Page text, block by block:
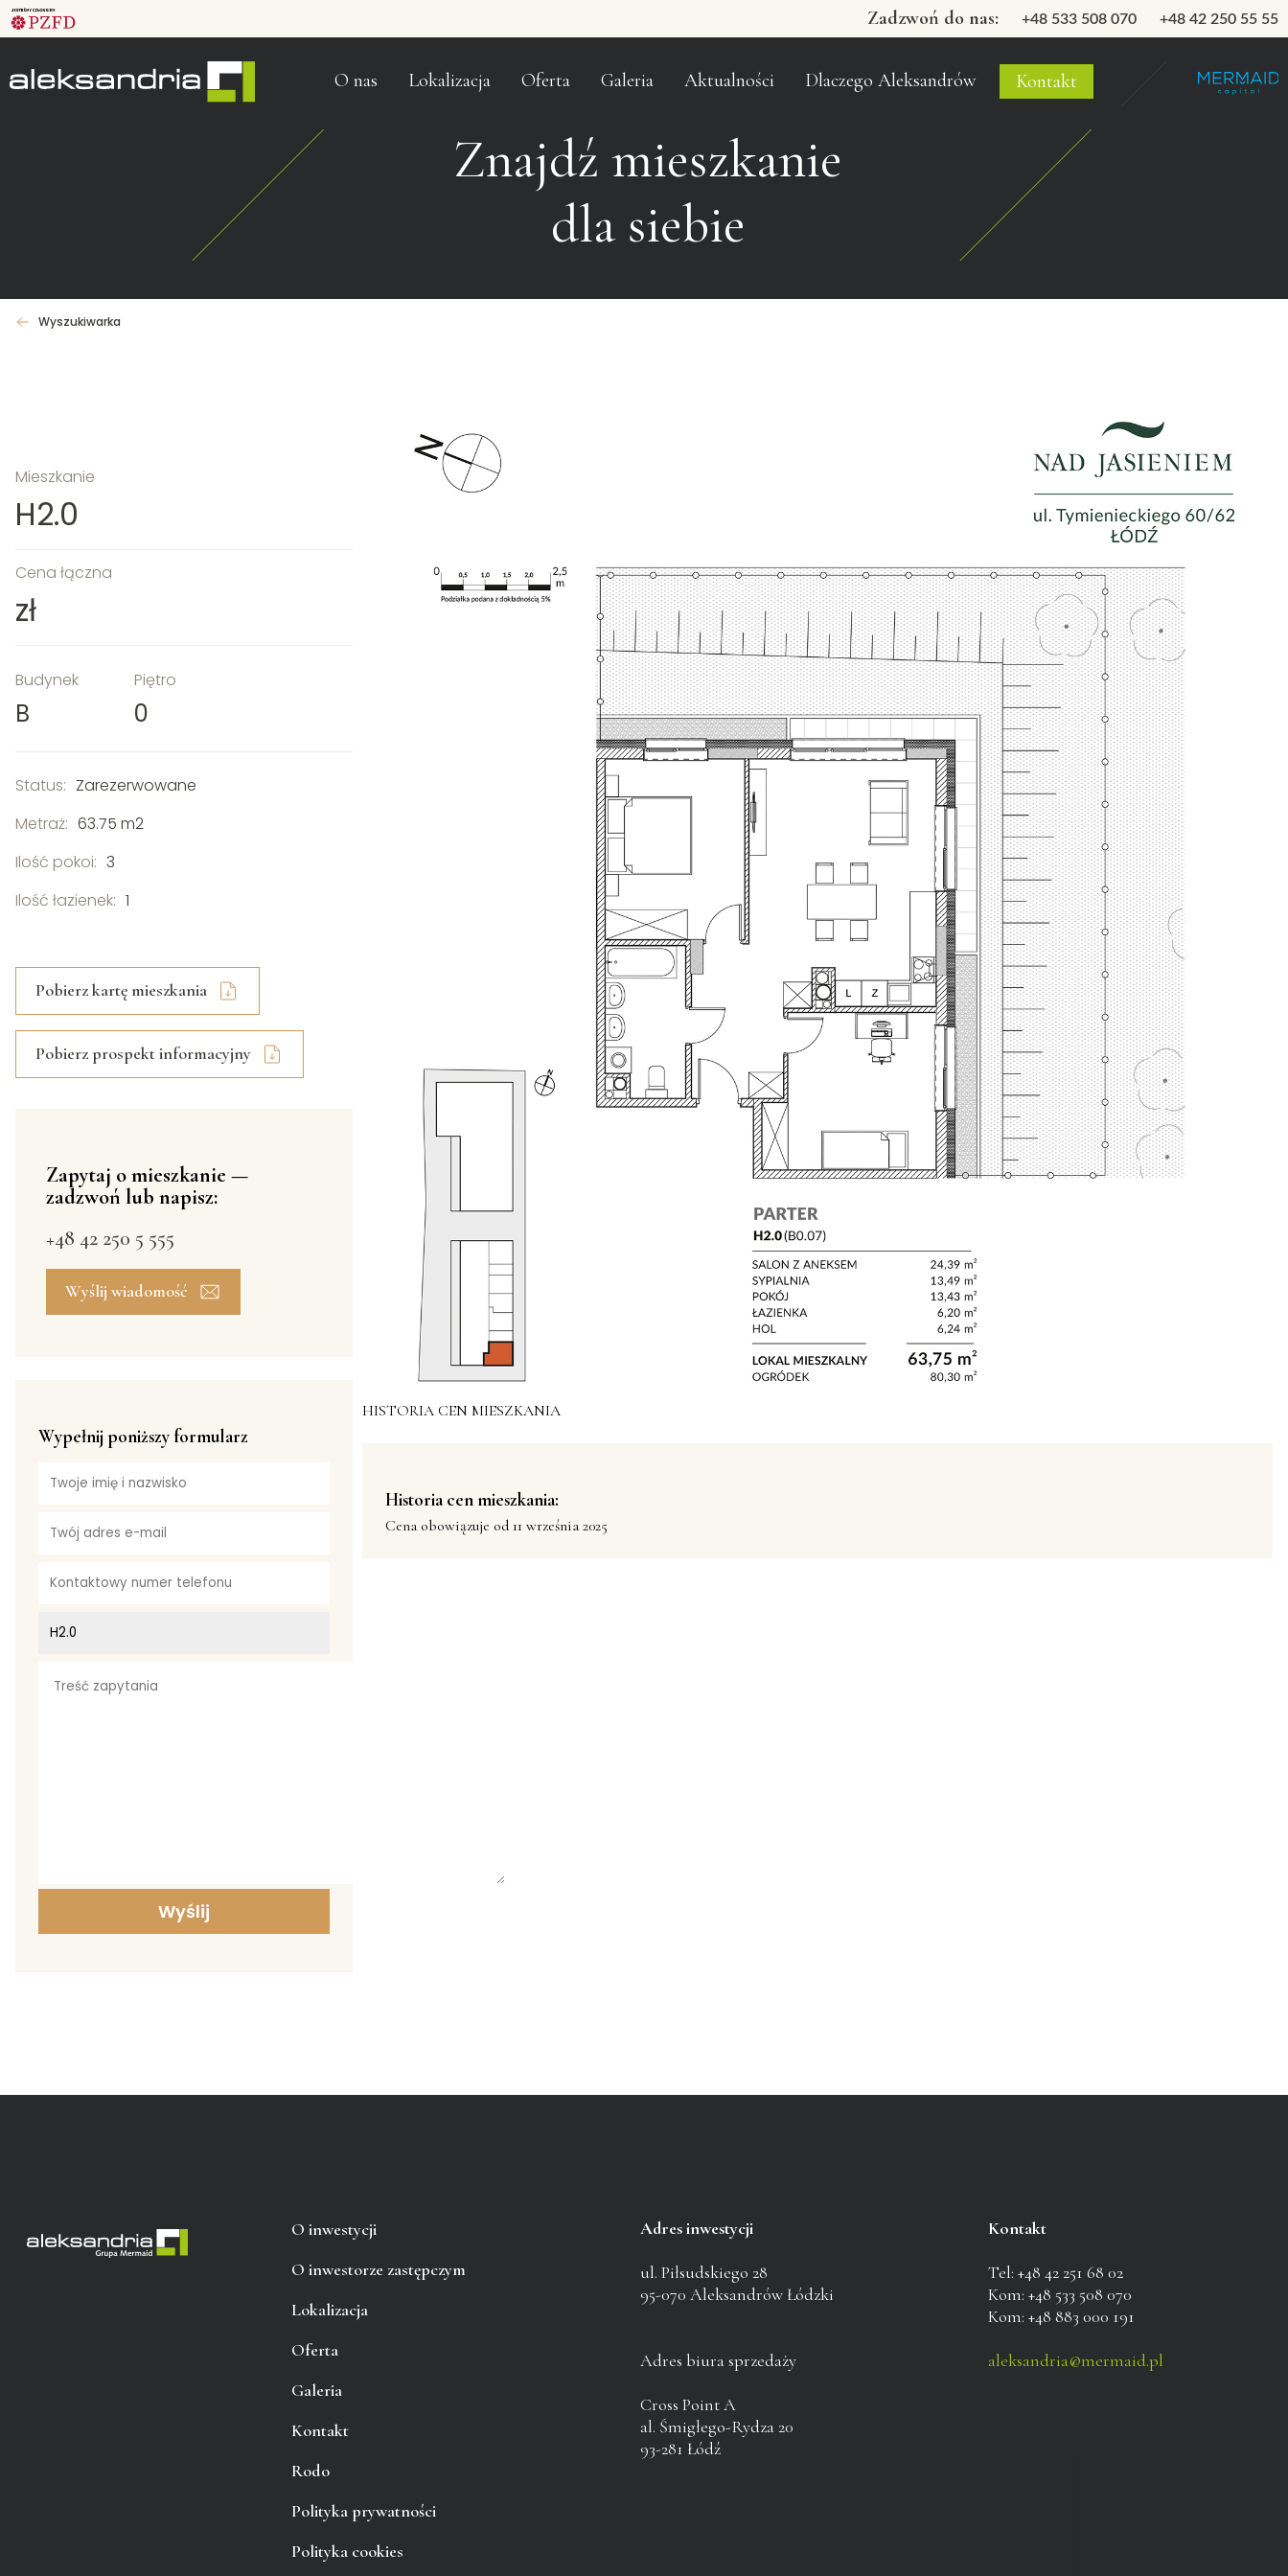
Zadzwoń do nas: +48 533 508 070 +48 42 250 55 55
O nas Lokalizacja Oferta Galeria Aktualności Dlaczego Aleksandrów Kontakt
Znajdź mieszkanie
dla siebie
Wyszukiwarka
Mieszkanie
H2.0
Cena łączna
zł
Budynek
B
Piętro
0
Status: Zarezerwowane
Metraż: 63.75 m2
Ilość pokoi: 3
Ilość łazienek: 1
Pobierz kartę mieszkania
Pobierz prospekt informacyjny
Zapytaj o mieszkanie —
zadzwoń lub napisz:
+48 42 250 5 555
Wyślij wiadomość
Wypełnij poniższy formularz
HISTORIA CEN MIESZKANIA
Historia cen mieszkania:
Cena obowiązuje od 11 września 2025
O inwestycji
O inwestorze zastępczym
Lokalizacja
Oferta
Galeria
Kontakt
Rodo
Polityka prywatności
Polityka cookies
Adres inwestycji
ul. Piłsudskiego 28
95-070 Aleksandrów Łódzki
Adres biura sprzedaży
Cross Point A
al. Śmigłego-Rydza 20
93-281 Łódź
Kontakt
Tel: +48 42 251 68 02
Kom: +48 533 508 070
Kom: +48 883 000 191
aleksandria@mermaid.pl